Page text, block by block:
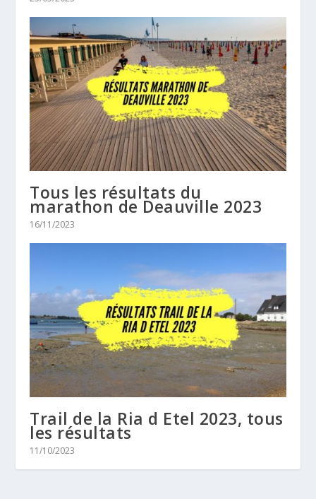
Tous les résultats du
marathon de Deauville 2023
16/11/2023
Trail de la Ria d Etel 2023, tous
les résultats
11/10/2023